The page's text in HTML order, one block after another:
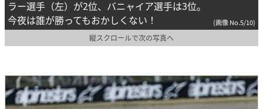
ラー選手（左）が2位、バニャイア選手は3位。
今夜は誰が勝ってもおかしくない！
(画像 No.5/10)
縦スクロールで次の写真へ